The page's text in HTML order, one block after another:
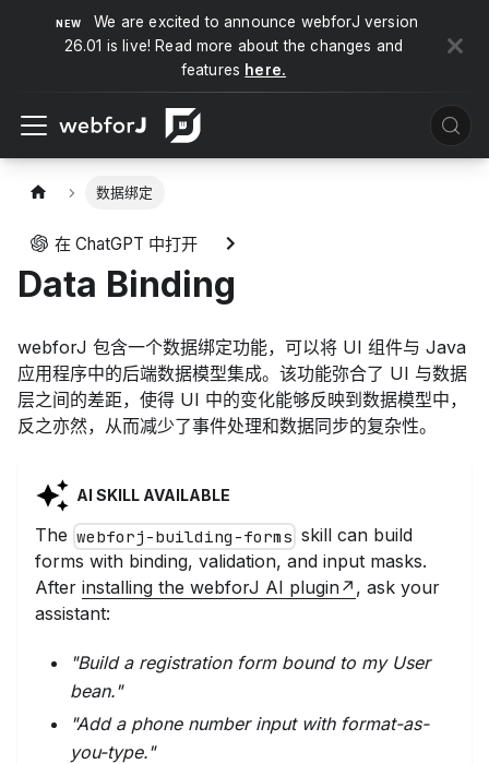
We are excited to announce webforJ version
26.01 is live! Read more about the changes and
features here.
数据绑定
Data Binding
在 ChatGPT 中打开
webforJ 包含一个数据绑定功能，可以将 UI 组件与 Java
应用程序中的后端数据模型集成。该功能弥合了 UI 与数据
层之间的差距，使得 UI 中的变化能够反映到数据模型中，
反之亦然，从而减少了事件处理和数据同步的复杂性。
AI SKILL AVAILABLE
The webforj-building-forms skill can build
forms with binding, validation, and input masks.
After installing the webforJ AI plugin
, ask your
assistant:
"Build a registration form bound to my User
bean."
"Add a phone number input with format-as-
you-type."